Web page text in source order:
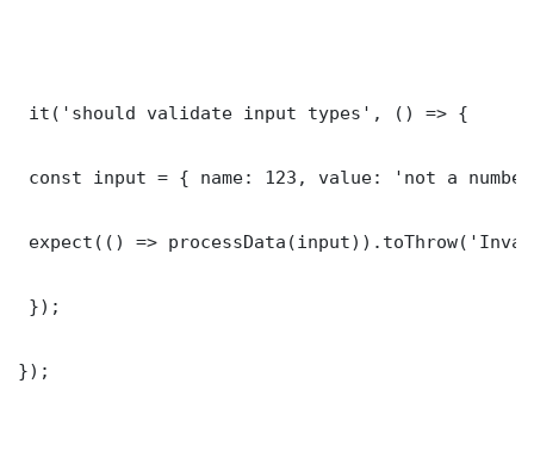
it('should validate input types', () => {
const input = { name: 123, value: 'not a
expect(() =>
});
});